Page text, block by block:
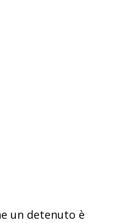
un detenuto è